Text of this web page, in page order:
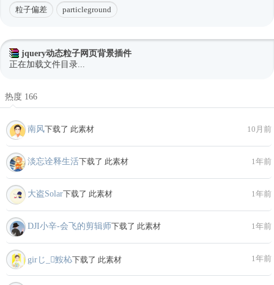
粒子偏差 particleground
jquery动态粒子网页背景插件
正在加载文件目录...
热度 166
南风下载了 此素材 10月前
淡忘诠释生活下载了 此素材 1年前
大盗Solar下载了 此素材 1年前
DJI小辛-会飞的剪辑师下载了 此素材 1年前
girじ_鮟杺下载了 此素材 1年前